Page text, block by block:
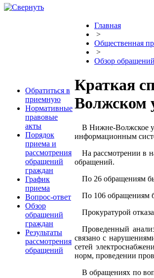
Обратиться в
приемную
Нормативные
правовые
акты
Порядок
приема и
рассмотрения
обращений
граждан
График
приема
Вопрос-ответ
Обзор
обращений
граждан
Результаты
рассмотрения
обращений
Главная
>
Общественная
>
Обзор
Краткая
Волжском
В Нижне-Волжское
информационным
На рассмотрении в
обращений.
По 26 обращениям
По 106 обращениям
Прокуратурой
Проведенный
связано с
сетей
норм, проведении
В обращениях по